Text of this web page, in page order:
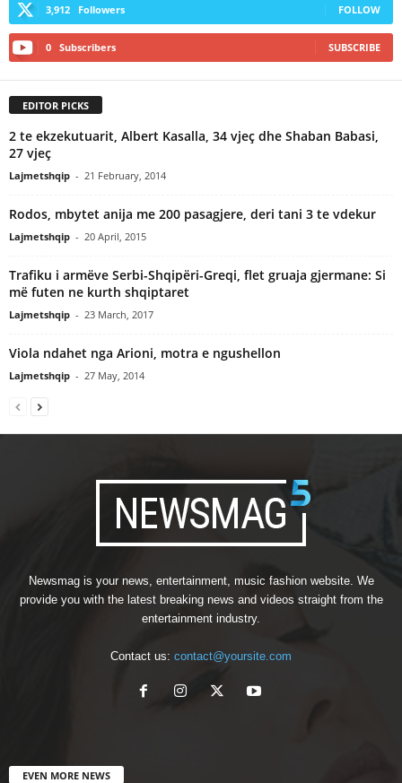
3,912 Followers FOLLOW
0 Subscribers SUBSCRIBE
EDITOR PICKS
2 te ekzekutuarit, Albert Kasalla, 34 vjeç dhe Shaban Babasi,
27 vjeç
Lajmetshqip - 21 February, 2014
Rodos, mbytet anija me 200 pasagjere, deri tani 3 te vdekur
Lajmetshqip - 20 April, 2015
Trafiku i armëve Serbi-Shqipëri-Greqi, flet gruaja gjermane: Si
më futen ne kurth shqiptaret
Lajmetshqip - 23 March, 2017
Viola ndahet nga Arioni, motra e ngushellon
Lajmetshqip - 27 May, 2014
Newsmag is your news, entertainment, music fashion website. We
provide you with the latest breaking news and videos straight from the
entertainment industry.
Contact us: contact@yoursite.com
EVEN MORE NEWS